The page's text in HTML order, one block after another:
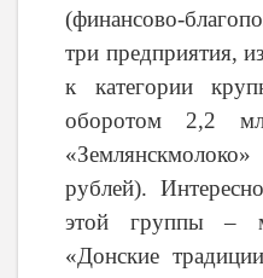
(финансово-
три предприятия,
к категории
оборотом 2,2
рублей).
этой группы –
«Донские